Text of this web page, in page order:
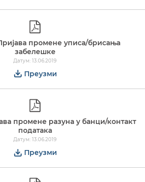
промене уписа/брисања
забелешке
Датум: 13.06.2019
Преузми
промене разуна у банци/контакт
података
Датум: 13.06.2019
Преузми